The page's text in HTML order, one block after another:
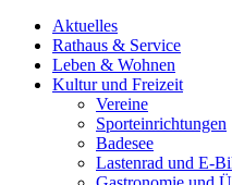
Aktuelles
Rathaus & Service
Leben & Wohnen
Kultur und Freizeit
Vereine
Sporteinrichtungen
Badesee
Lastenrad und E-